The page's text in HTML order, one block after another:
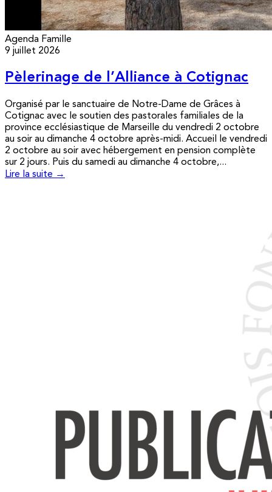
Agenda Famille
9 juillet 2026
Pèlerinage de l’Alliance à Cotignac
Organisé par le sanctuaire de Notre-Dame de Grâces à
Cotignac avec le soutien des pastorales familiales de la
province ecclésiastique de Marseille du vendredi 2 octobre
au soir au dimanche 4 octobre après-midi. Accueil le vendredi
2 octobre au soir avec hébergement en pension complète
sur 2 jours. Puis du samedi au dimanche 4 octobre,...
Lire la suite →